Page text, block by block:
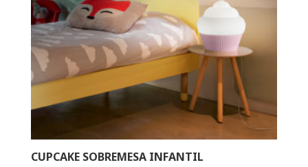
CUPCAKE SOBREMESA INFANTIL